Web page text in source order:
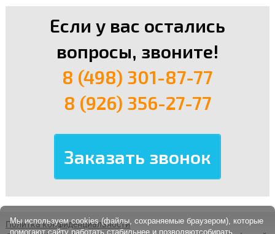
Если у вас остались
вопросы, звоните!
8 (498) 301-87-77
8 (926) 356-27-77
Политка конфиденциальности
Мы используем cookies (файлы, сохраняемые браузером), которые
помогают сайту работать стабильнее и позволяютсобирать